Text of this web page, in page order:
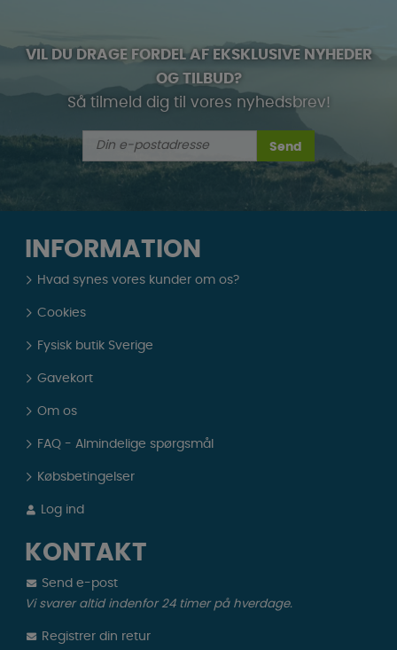
VIL DU DRAGE FORDEL AF EKSKLUSIVE NYHEDER
OG TILBUD?
Så tilmeld dig til vores nyhedsbrev!
Send
INFORMATION
Hvad synes vores kunder om os?
Cookies
Fysisk butik Sverige
Gavekort
Om os
FAQ - Almindelige spørgsmål
Købsbetingelser
Log ind
KONTAKT
Send e-post
Vi svarer altid indenfor 24 timer på hverdage.
Registrer din retur